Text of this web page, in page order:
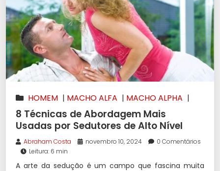
HOMEM | MACHO ALFA | MACHO ALPHA |
MULHERES |SEDUÇÃO
8 Técnicas de Abordagem Mais
Usadas por Sedutores de Alto Nível
Abraham Costa novembro 10, 2024
0 Comentários
Leitura: 6 min
A arte da sedução é um campo que fascina muita